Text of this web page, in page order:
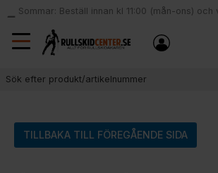
Meny
local_shipping
Sommar: Beställ innan kl 11:00 (mån-ons)
samma dag
TILLBAKA TILL FÖREGÅENDE SIDA